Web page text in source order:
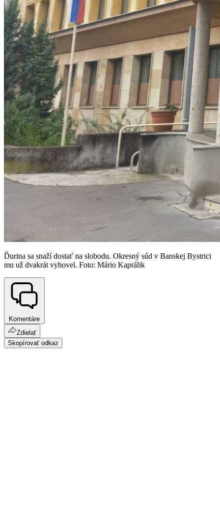
Ďurina sa snaží dostať na slobodu. Okresný súd v Banskej Bystrici
mu už dvakrát vyhovel. Foto: Mário Kaprálik
Komentáre
Zdielať
Skopírovať odkaz